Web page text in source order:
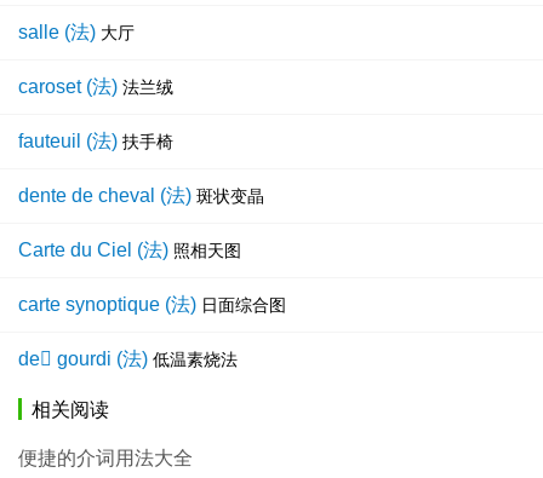
salle (法) 大厅
caroset (法) 法兰绒
fauteuil (法) 扶手椅
dente de cheval (法) 斑状变晶
Carte du Ciel (法) 照相天图
carte synoptique (法) 日面综合图
de gourdi (法) 低温素烧法
相关阅读
便捷的介词用法大全